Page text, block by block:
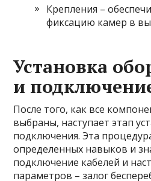
Крепления –
фиксацию камер в
Установка
и
После того, как все
выбраны, наступает этап
подключения. Эта
определенных навыков и
подключение кабелей и
параметров – залог